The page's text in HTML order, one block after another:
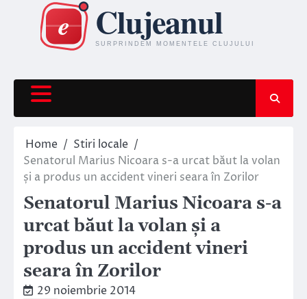
content
Home
Stiri locale
Senatorul Marius Nicoara s-a urcat băut la volan
și a produs un accident vineri seara în Zorilor
Senatorul Marius Nicoara s-a
urcat băut la volan și a
produs un accident vineri
seara în Zorilor
29 noiembrie 2014